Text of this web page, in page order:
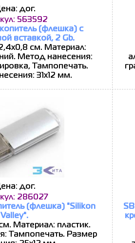
дог.
563592
(флешка) с
вставкой, 2 Gb.
см. Материал:
Метод нанесения:
Тампопечать.
31х12 мм.
дог.
286027
(флешка) "Silikon
Valley".
Материал: пластик.
Тампопечать. Размер